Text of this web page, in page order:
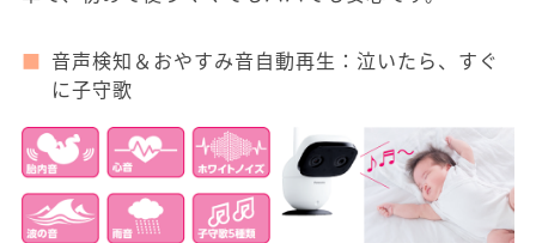
音声検知＆おやすみ音自動再生：泣いたら、すぐ
に子守歌